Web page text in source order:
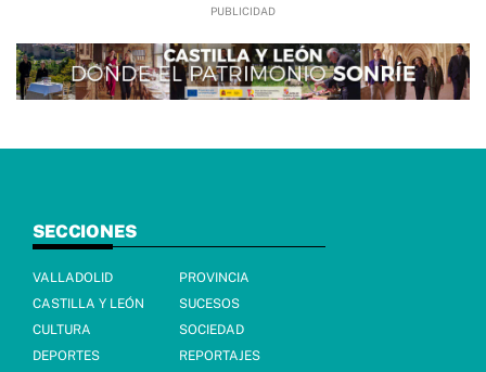
SECCIONES
VALLADOLID
PROVINCIA
CASTILLA Y LEÓN
SUCESOS
CULTURA
SOCIEDAD
DEPORTES
REPORTAJES